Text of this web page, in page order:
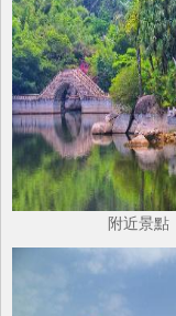
附近景點